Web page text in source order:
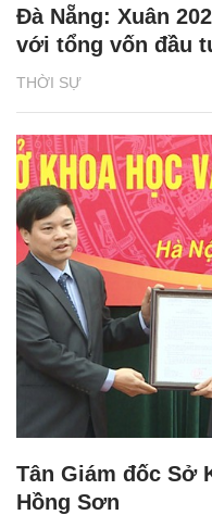
THỜI SỰ
Đà Nẵng: Xuân
với tổng vốn đầu
Tân Giám đốc Sở
Hồng Sơn